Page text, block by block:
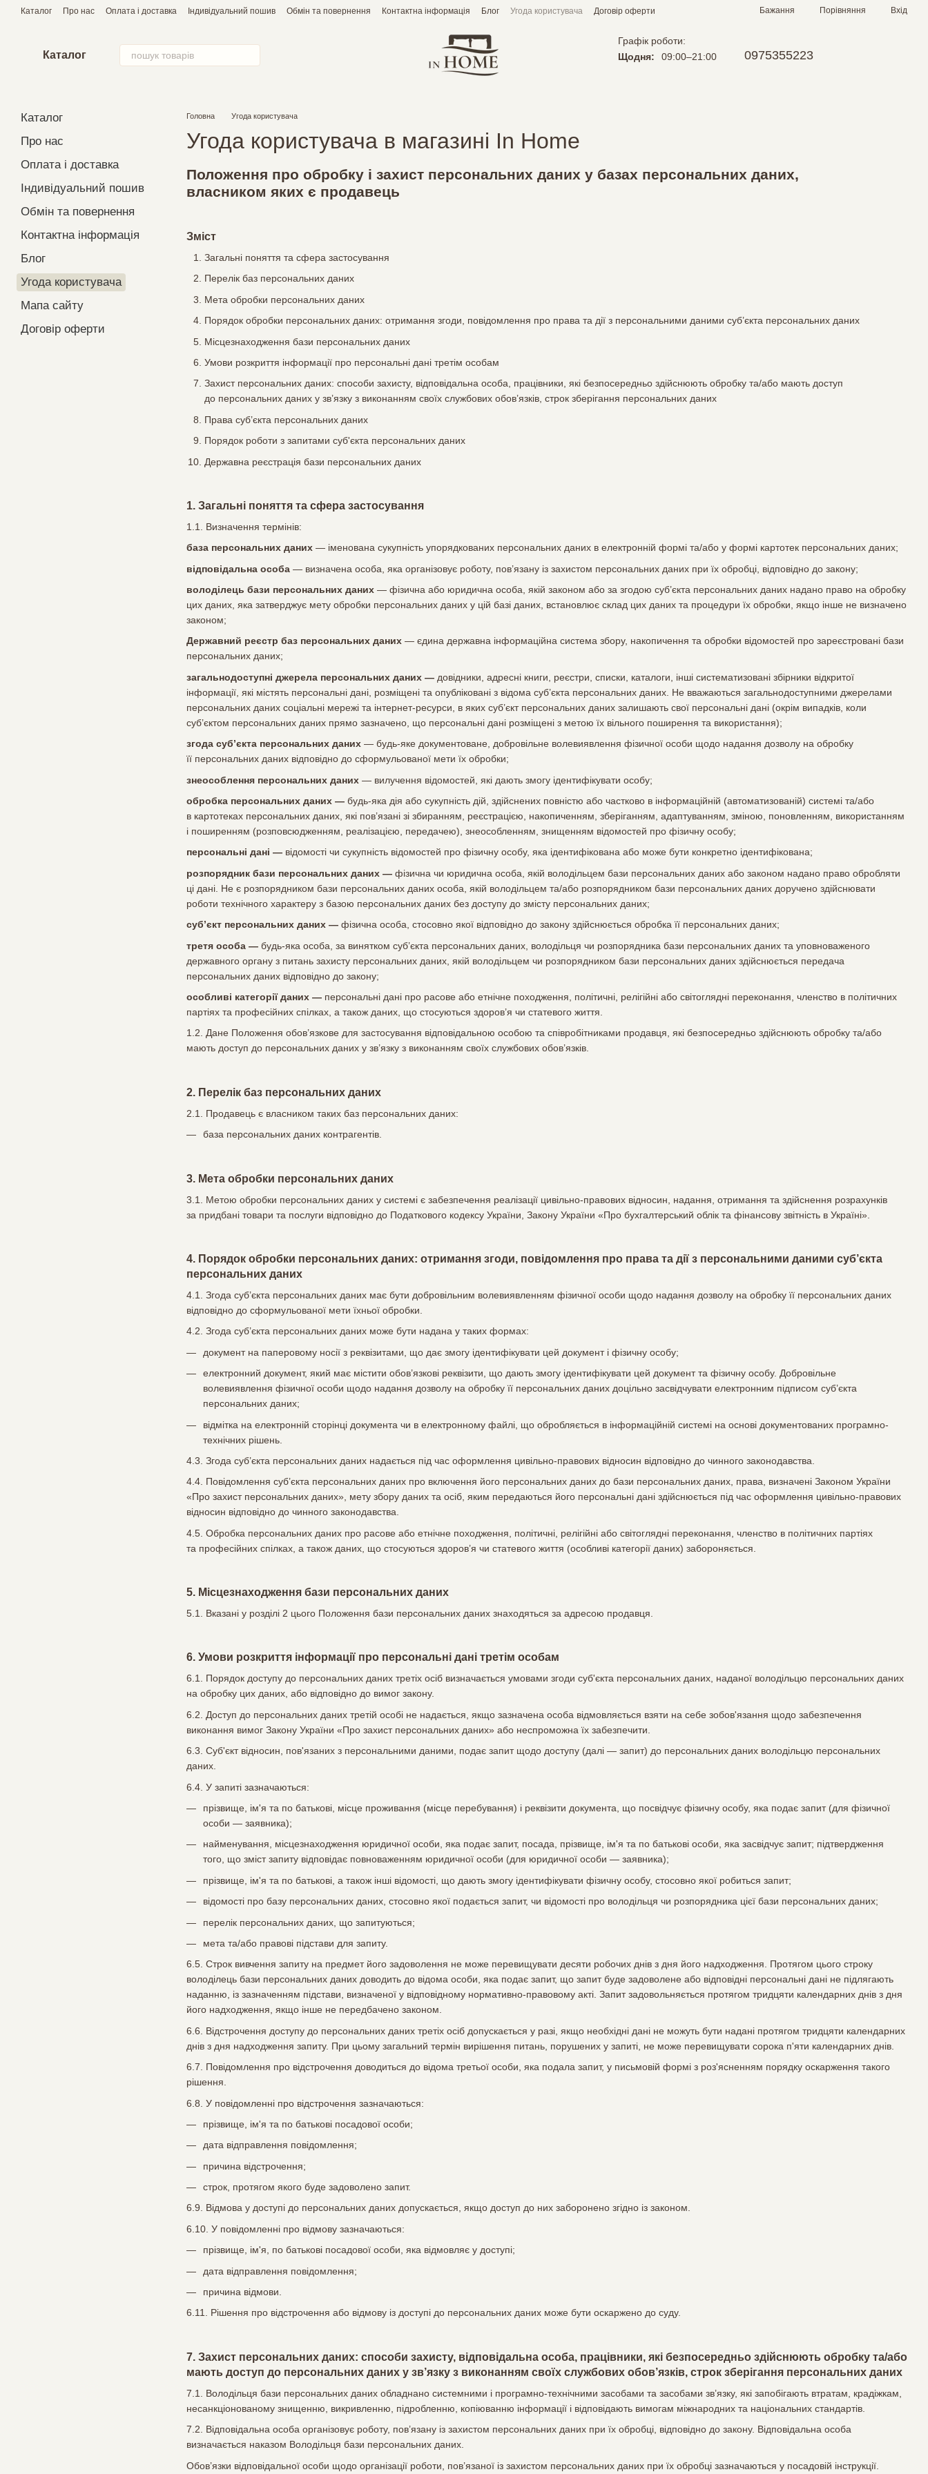
Перейти до основного контенту
Каталог Про нас Оплата і доставка Індивідуальний пошив Обмін та повернення Контактна інформація Блог Угода користувача Договір оферти Бажання Порівняння Вхід
Каталог
Графік роботи:
Щодня:
09:00–21:00 0975355223
Головна Угода користувача
Угода користувача в магазині In Home
Положення про обробку і захист персональних даних у базах персональних даних,
власником яких є продавець
Зміст
Загальні поняття та сфера застосування
Перелік баз персональних даних
Мета обробки персональних даних
Порядок обробки персональних даних: отримання згоди, повідомлення про права та дії з персональними даними суб’єкта персональних даних
Місцезнаходження бази персональних даних
Умови розкриття інформації про персональні дані третім особам
Захист персональних даних: способи захисту, відповідальна особа, працівники, які безпосередньо здійснюють обробку та/або мають доступ
до персональних даних у зв’язку з виконанням своїх службових обов’язків, строк зберігання персональних даних
Права суб’єкта персональних даних
Порядок роботи з запитами суб'єкта персональних даних
Державна реєстрація бази персональних даних
1. Загальні поняття та сфера застосування
1.1. Визначення термінів:
база персональних даних — іменована сукупність упорядкованих персональних даних в електронній формі та/або у формі картотек персональних даних;
відповідальна особа — визначена особа, яка організовує роботу, пов’язану із захистом персональних даних при їх обробці, відповідно до закону;
володілець бази персональних даних — фізична або юридична особа, якій законом або за згодою суб’єкта персональних даних надано право на обробку
цих даних, яка затверджує мету обробки персональних даних у цій базі даних, встановлює склад цих даних та процедури їх обробки, якщо інше не визначено
законом;
Державний реєстр баз персональних даних — єдина державна інформаційна система збору, накопичення та обробки відомостей про зареєстровані бази
персональних даних;
загальнодоступні джерела персональних даних — довідники, адресні книги, реєстри, списки, каталоги, інші систематизовані збірники відкритої
інформації, які містять персональні дані, розміщені та опубліковані з відома суб’єкта персональних даних. Не вважаються загальнодоступними джерелами
персональних даних соціальні мережі та інтернет-ресурси, в яких суб’єкт персональних даних залишають свої персональні дані (окрім випадків, коли
суб’єктом персональних даних прямо зазначено, що персональні дані розміщені з метою їх вільного поширення та використання);
згода суб’єкта персональних даних — будь-яке документоване, добровільне волевиявлення фізичної особи щодо надання дозволу на обробку
її персональних даних відповідно до сформульованої мети їх обробки;
знеособлення персональних даних — вилучення відомостей, які дають змогу ідентифікувати особу;
обробка персональних даних — будь-яка дія або сукупність дій, здійснених повністю або частково в інформаційній (автоматизованій) системі та/або
в картотеках персональних даних, які пов’язані зі збиранням, реєстрацією, накопиченням, зберіганням, адаптуванням, зміною, поновленням, використанням
і поширенням (розповсюдженням, реалізацією, передачею), знеособленням, знищенням відомостей про фізичну особу;
персональні дані — відомості чи сукупність відомостей про фізичну особу, яка ідентифікована або може бути конкретно ідентифікована;
розпорядник бази персональних даних — фізична чи юридична особа, якій володільцем бази персональних даних або законом надано право обробляти
ці дані. Не є розпорядником бази персональних даних особа, якій володільцем та/або розпорядником бази персональних даних доручено здійснювати
роботи технічного характеру з базою персональних даних без доступу до змісту персональних даних;
суб’єкт персональних даних — фізична особа, стосовно якої відповідно до закону здійснюється обробка її персональних даних;
третя особа — будь-яка особа, за винятком суб’єкта персональних даних, володільця чи розпорядника бази персональних даних та уповноваженого
державного органу з питань захисту персональних даних, якій володільцем чи розпорядником бази персональних даних здійснюється передача
персональних даних відповідно до закону;
особливі категорії даних — персональні дані про расове або етнічне походження, політичні, релігійні або світоглядні переконання, членство в політичних
партіях та професійних спілках, а також даних, що стосуються здоров’я чи статевого життя.
1.2. Дане Положення обов’язкове для застосування відповідальною особою та співробітниками продавця, які безпосередньо здійснюють обробку та/або
мають доступ до персональних даних у зв’язку з виконанням своїх службових обов’язків.
2. Перелік баз персональних даних
2.1. Продавець є власником таких баз персональних даних:
база персональних даних контрагентів.
3. Мета обробки персональних даних
3.1. Метою обробки персональних даних у системі є забезпечення реалізації цивільно-правових відносин, надання, отримання та здійснення розрахунків
за придбані товари та послуги відповідно до Податкового кодексу України, Закону України «Про бухгалтерський облік та фінансову звітність в Україні».
4. Порядок обробки персональних даних: отримання згоди, повідомлення про права та дії з персональними даними суб’єкта
персональних даних
4.1. Згода суб’єкта персональних даних має бути добровільним волевиявленням фізичної особи щодо надання дозволу на обробку її персональних даних
відповідно до сформульованої мети їхньої обробки.
4.2. Згода суб’єкта персональних даних може бути надана у таких формах:
документ на паперовому носії з реквізитами, що дає змогу ідентифікувати цей документ і фізичну особу;
електронний документ, який має містити обов’язкові реквізити, що дають змогу ідентифікувати цей документ та фізичну особу. Добровільне
волевиявлення фізичної особи щодо надання дозволу на обробку її персональних даних доцільно засвідчувати електронним підписом суб’єкта
персональних даних;
відмітка на електронній сторінці документа чи в електронному файлі, що обробляється в інформаційній системі на основі документованих програмно-
технічних рішень.
4.3. Згода суб’єкта персональних даних надається під час оформлення цивільно-правових відносин відповідно до чинного законодавства.
4.4. Повідомлення суб’єкта персональних даних про включення його персональних даних до бази персональних даних, права, визначені Законом України
«Про захист персональних даних», мету збору даних та осіб, яким передаються його персональні дані здійснюється під час оформлення цивільно-правових
відносин відповідно до чинного законодавства.
4.5. Обробка персональних даних про расове або етнічне походження, політичні, релігійні або світоглядні переконання, членство в політичних партіях
та професійних спілках, а також даних, що стосуються здоров’я чи статевого життя (особливі категорії даних) забороняється.
5. Місцезнаходження бази персональних даних
5.1. Вказані у розділі 2 цього Положення бази персональних даних знаходяться за адресою продавця.
6. Умови розкриття інформації про персональні дані третім особам
6.1. Порядок доступу до персональних даних третіх осіб визначається умовами згоди суб'єкта персональних даних, наданої володільцю персональних даних
на обробку цих даних, або відповідно до вимог закону.
6.2. Доступ до персональних даних третій особі не надається, якщо зазначена особа відмовляється взяти на себе зобов'язання щодо забезпечення
виконання вимог Закону України «Про захист персональних даних» або неспроможна їх забезпечити.
6.3. Суб'єкт відносин, пов'язаних з персональними даними, подає запит щодо доступу (далі — запит) до персональних даних володільцю персональних
даних.
6.4. У запиті зазначаються:
прізвище, ім'я та по батькові, місце проживання (місце перебування) і реквізити документа, що посвідчує фізичну особу, яка подає запит (для фізичної
особи — заявника);
найменування, місцезнаходження юридичної особи, яка подає запит, посада, прізвище, ім'я та по батькові особи, яка засвідчує запит; підтвердження
того, що зміст запиту відповідає повноваженням юридичної особи (для юридичної особи — заявника);
прізвище, ім'я та по батькові, а також інші відомості, що дають змогу ідентифікувати фізичну особу, стосовно якої робиться запит;
відомості про базу персональних даних, стосовно якої подається запит, чи відомості про володільця чи розпорядника цієї бази персональних даних;
перелік персональних даних, що запитуються;
мета та/або правові підстави для запиту.
6.5. Строк вивчення запиту на предмет його задоволення не може перевищувати десяти робочих днів з дня його надходження. Протягом цього строку
володілець бази персональних даних доводить до відома особи, яка подає запит, що запит буде задоволене або відповідні персональні дані не підлягають
наданню, із зазначенням підстави, визначеної у відповідному нормативно-правовому акті. Запит задовольняється протягом тридцяти календарних днів з дня
його надходження, якщо інше не передбачено законом.
6.6. Відстрочення доступу до персональних даних третіх осіб допускається у разі, якщо необхідні дані не можуть бути надані протягом тридцяти календарних
днів з дня надходження запиту. При цьому загальний термін вирішення питань, порушених у запиті, не може перевищувати сорока п'яти календарних днів.
6.7. Повідомлення про відстрочення доводиться до відома третьої особи, яка подала запит, у письмовій формі з роз'ясненням порядку оскарження такого
рішення.
6.8. У повідомленні про відстрочення зазначаються:
прізвище, ім'я та по батькові посадової особи;
дата відправлення повідомлення;
причина відстрочення;
строк, протягом якого буде задоволено запит.
6.9. Відмова у доступі до персональних даних допускається, якщо доступ до них заборонено згідно із законом.
6.10. У повідомленні про відмову зазначаються:
прізвище, ім'я, по батькові посадової особи, яка відмовляє у доступі;
дата відправлення повідомлення;
причина відмови.
6.11. Рішення про відстрочення або відмову із доступі до персональних даних може бути оскаржено до суду.
7. Захист персональних даних: способи захисту, відповідальна особа, працівники, які безпосередньо здійснюють обробку та/або
мають доступ до персональних даних у зв’язку з виконанням своїх службових обов’язків, строк зберігання персональних даних
7.1. Володільця бази персональних даних обладнано системними і програмно-технічними засобами та засобами зв’язку, які запобігають втратам, крадіжкам,
несанкціонованому знищенню, викривленню, підробленню, копіюванню інформації і відповідають вимогам міжнародних та національних стандартів.
7.2. Відповідальна особа організовує роботу, пов’язану із захистом персональних даних при їх обробці, відповідно до закону. Відповідальна особа
визначається наказом Володільця бази персональних даних.
Обов’язки відповідальної особи щодо організації роботи, пов’язаної із захистом персональних даних при їх обробці зазначаються у посадовій інструкції.
Каталог
Про нас
Оплата і доставка
Індивідуальний пошив
Обмін та повернення
Контактна інформація
Блог
Угода користувача
Мапа сайту
Договір оферти